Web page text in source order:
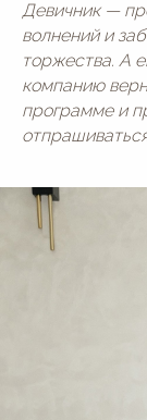
Девичник —
волнений и
торжества. А
компанию
программе и